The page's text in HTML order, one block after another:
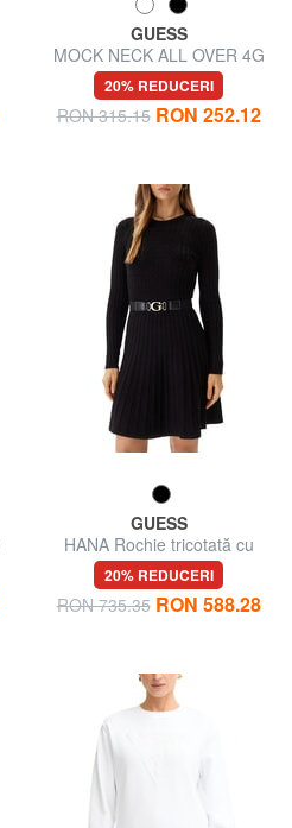
GUESS
MOCK NECK ALL OVER 4G
Tricou slim fit cu strasuri
20% REDUCERI
RON 315.15 RON 252.12
GUESS
HANA Rochie tricotată cu
împletituri
20% REDUCERI
RON 735.35 RON 588.28